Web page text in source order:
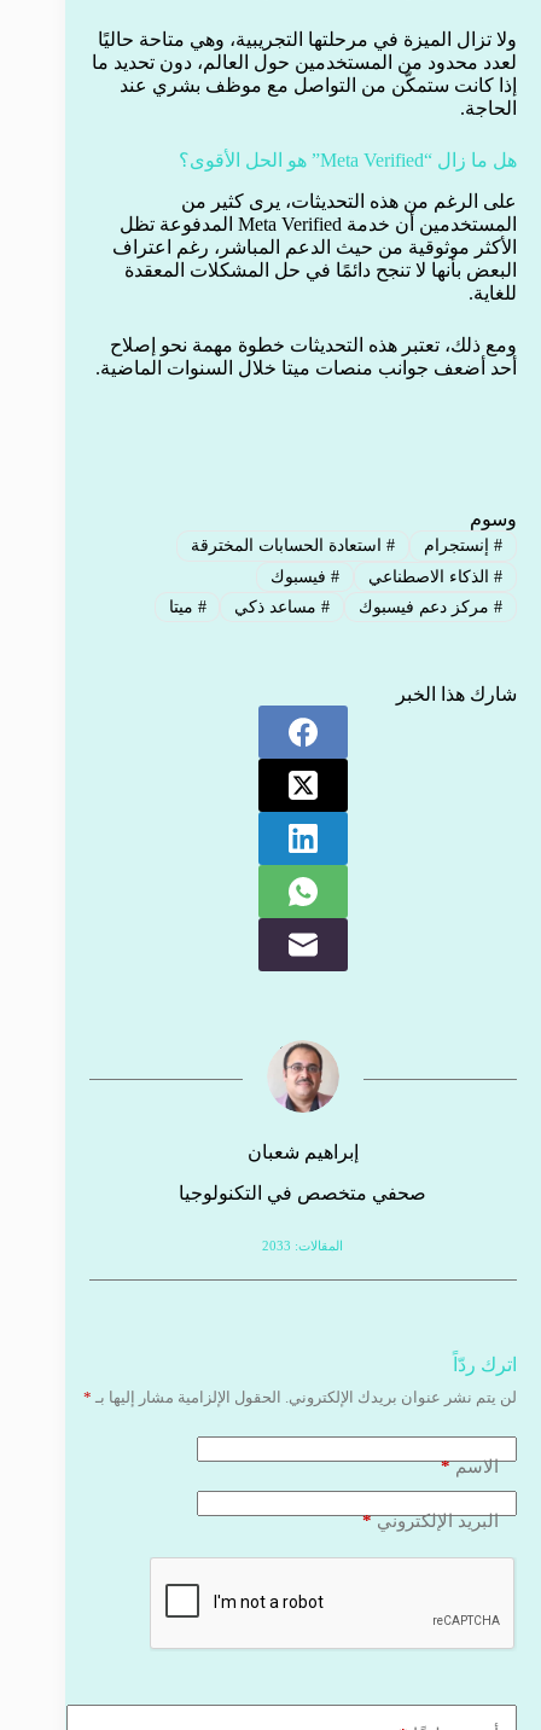
ولا تزال الميزة في مرحلتها التجريبية، وهي متاحة حاليًا
لعدد محدود من المستخدمين حول العالم، دون تحديد ما
إذا كانت ستمكّن من التواصل مع موظف بشري عند
الحاجة.
هل ما زال “Meta Verified” هو الحل الأقوى؟
على الرغم من هذه التحديثات، يرى كثير من
المستخدمين أن خدمة Meta Verified المدفوعة تظل
الأكثر موثوقية من حيث الدعم المباشر، رغم اعتراف
البعض بأنها لا تنجح دائمًا في حل المشكلات المعقدة
للغاية.
ومع ذلك، تعتبر هذه التحديثات خطوة مهمة نحو إصلاح
أحد أضعف جوانب منصات ميتا خلال السنوات الماضية.
وسوم
#إنستجرام #استعادة الحسابات المخترقة
#الذكاء الاصطناعي #فيسبوك
#مركز دعم فيسبوك #مساعد ذكي # ميتا
شارك هذا الخبر
إبراهيم شعبان
صحفي متخصص في التكنولوجيا
المقالات: 2033
اترك ردّاً
لن يتم نشر عنوان بريدك الإلكتروني. الحقول الإلزامية مشار إليها بـ *
الاسم*
البريد الإلكتروني*